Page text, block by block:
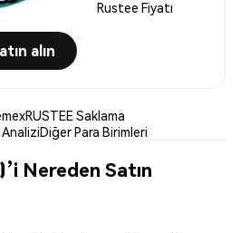
Rustee Fiyatı
alın
RUSTEE Saklama
AnaliziDiğer Para Birimleri
Nereden Satın